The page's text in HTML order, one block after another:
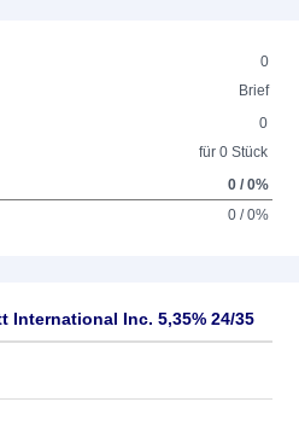
0
Brief
0
für 0 Stück
0 / 0%
0 / 0%
International Inc. 5,35% 24/35